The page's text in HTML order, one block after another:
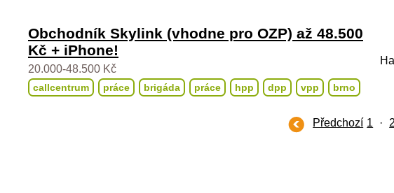
Obchodník Skylink (vhodne pro OZP) až 48.500
Kč + iPhone!
20.000-48.500 Kč
callcentrum práce brigáda práce hpp dpp vpp brno
Předchozí 1 · 2